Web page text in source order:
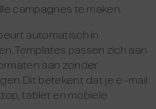
campagnes te maken.
automatisch in
Templates passen zich aan
aan zonder
Dit betekent dat je e-mail
tablet en mobiele